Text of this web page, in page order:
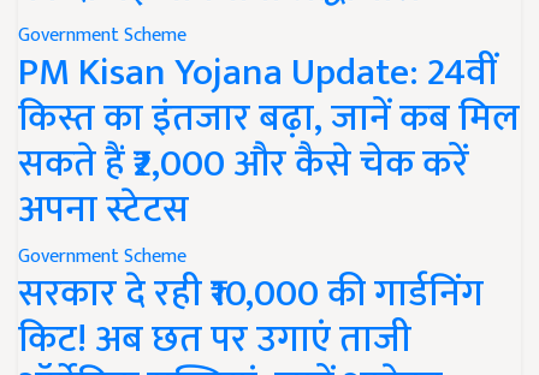
Government Scheme
PM Kisan Yojana Update: 24वीं
किस्त का इंतजार बढ़ा, जानें कब मिल
सकते हैं ₹2,000 और कैसे चेक करें
अपना स्टेटस
Government Scheme
सरकार दे रही ₹10,000 की गार्डनिंग
किट! अब छत पर उगाएं ताजी